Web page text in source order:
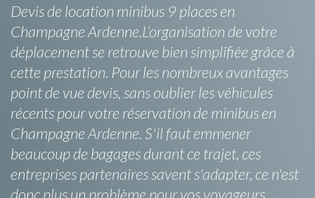
Devis de location minibus 9 places en
Champagne Ardenne.L’organisation de votre
déplacement se retrouve bien simplifiée grâce à
cette prestation. Pour les nombreux avantages
point de vue devis, sans oublier les véhicules
récents pour votre réservation de minibus en
Champagne Ardenne. S'il faut emmener
beaucoup de bagages durant ce trajet, ces
entreprises partenaires savent s'adapter, ce n'est
donc plus un problème pour vos voyageurs.